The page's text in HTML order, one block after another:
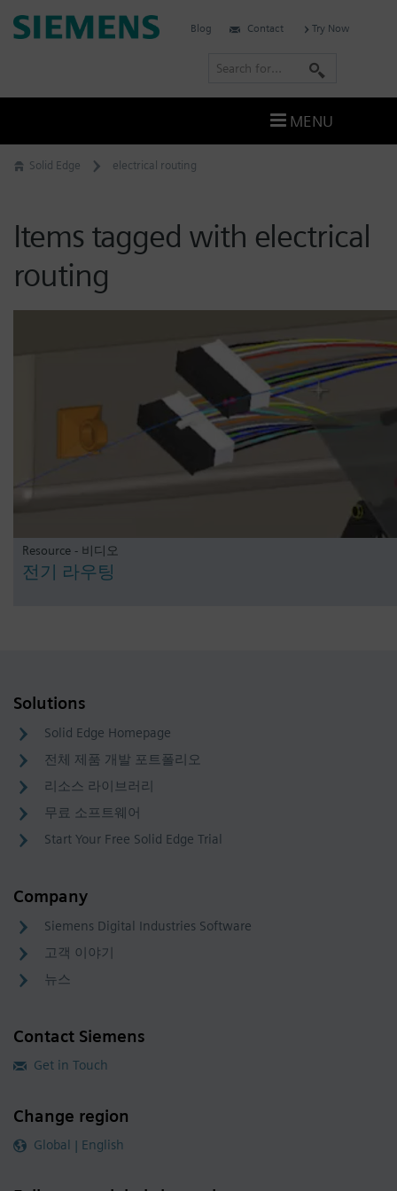
Skip
to
Solid Edge electrical routing
Items tagged with electrical
routing
Resource - 비디오
전기 라우팅
Solutions
Solid Edge Homepage
전체 제품 개발 포트폴리오
리소스 라이브러리
무료 소프트웨어
Start Your Free Solid Edge Trial
Company
Siemens Digital Industries Software
고객 이야기
뉴스
Contact Siemens
Get in Touch
Change region
Global | English
Siemens
Blog Contact Try Now
r
c
MENU